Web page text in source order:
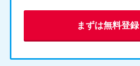
まずは無料登録